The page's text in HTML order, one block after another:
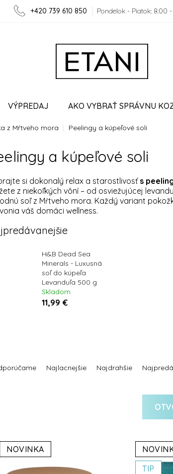
+420 739 610 850 Pondelok - Piatok: 8:00 -
VÝPREDAJ AKO VYBRAŤ SPRÁVNU
VERNOSTNÝ PROGRAM
z Mŕtveho mora Peelingy a kúpeľové soli
a kúpeľové soli
si dokonalý relax a starostlivosť s
z niekoľkých vôní – od osviežujúcej
soľ z Mŕtveho mora. Každý variant
váš domáci wellness.
H&B Dead Sea
Minerals - Luxusná
soľ do kúpeľa
Levanduľa 500 g
Skladom
11,99 €
Najlacnejšie Najdrahšie
NOVINKA
TIP